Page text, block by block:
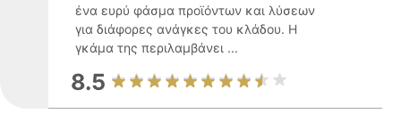
ένα ευρύ φάσμα προϊόντων και λύσεων
για διάφορες ανάγκες του κλάδου. Η
γκάμα της περιλαμβάνει ...
8.5